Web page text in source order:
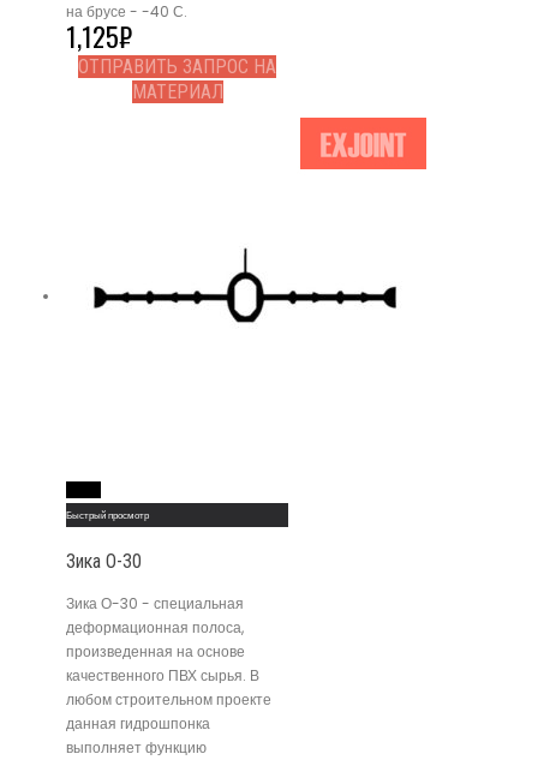
на брусе - -40 С.
1,125₽
ОТПРАВИТЬ ЗАПРОС НА
МАТЕРИАЛ
Быстрый просмотр
Зика О-30
Зика О-30 - специальная
деформационная полоса,
произведенная на основе
качественного ПВХ сырья. В
любом строительном проекте
данная гидрошпонка
выполняет функцию